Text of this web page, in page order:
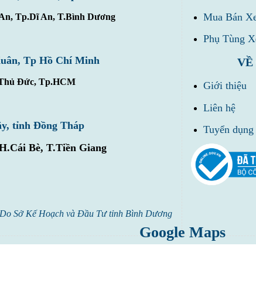
Tp.Dĩ An, T.Bình Dương
Tp Hồ Chí Minh
Đức, Tp.HCM
tỉnh Đồng Tháp
Bè, T.Tiền Giang
Sở Kế Hoạch và Đầu Tư tỉnh Bình Dương
Mua Bán
Phụ Tùng
VỀ
Giới thiệu
Liên hệ
Tuyển dụng
Google Maps